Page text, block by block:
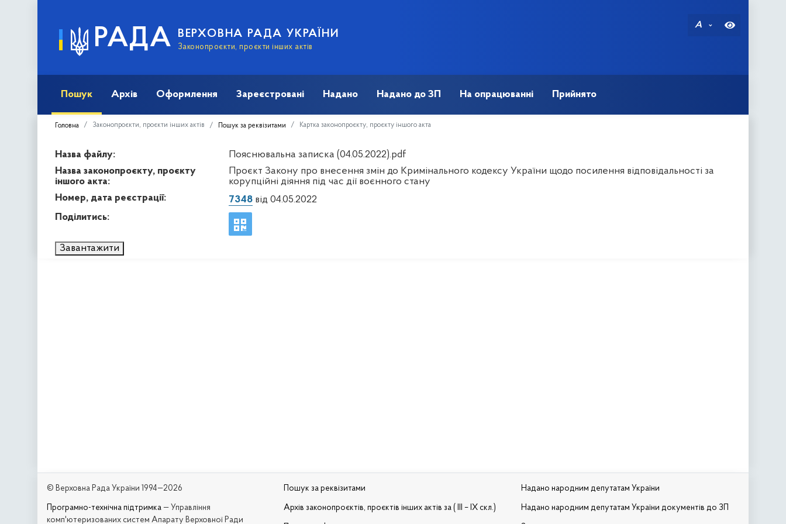
РАДА ВЕРХОВНА РАДА УКРАЇНИ
Законопроєкти, проєкти інших актів
A
Пошук Архів Оформлення Зареєстровані Надано Надано до ЗП На опрацюванні Прийнято
Головна Законопроєкти, проєкти інших актів Пошук за реквізитами Картка законопроєкту, проєкту іншого акта
Назва файлу:
Пояснювальна записка (04.05.2022).pdf
Назва законопроєкту, проєкту
іншого акта:
Проєкт Закону про внесення змін до Кримінального кодексу України щодо посилення відповідальності за
корупційні діяння під час дії воєнного стану
Номер, дата реєстрації:
7348від 04.05.2022
Поділитись:
Завантажити
© Верховна Рада України 1994—2026
Програмно-технічна підтримка — Управління
комп'ютеризованих систем Апарату Верховної Ради
Пошук за реквізитами
Архів законопроєктів, проєктів інших актів за ( III – IX скл.)
Надано народним депутатам України
Надано народним депутатам України документів до ЗП